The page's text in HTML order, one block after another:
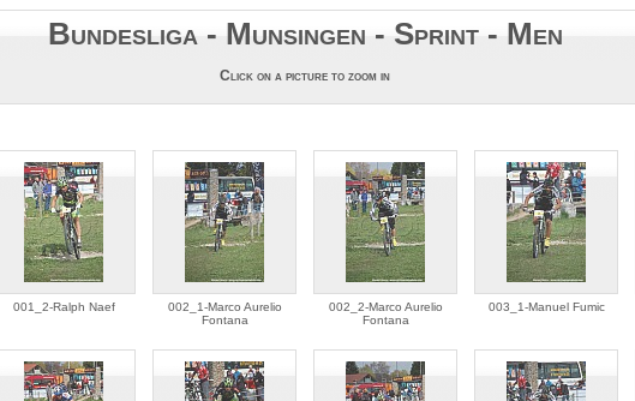
Bundesliga - Munsingen - Sprint - Men
Click on a picture to zoom in
001_2-Ralph Naef
002_1-Marco Aurelio
Fontana
002_2-Marco Aurelio
Fontana
003_1-Manuel Fumic